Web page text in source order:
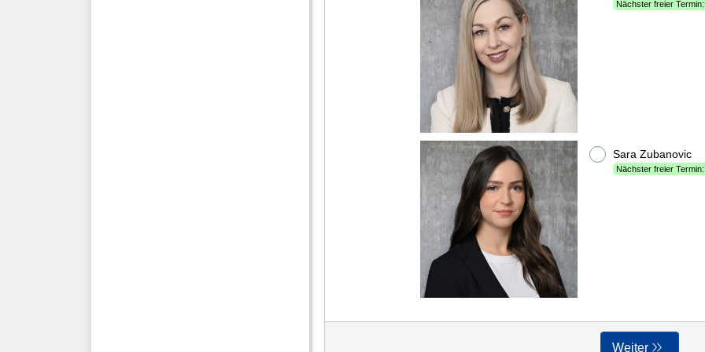
Nächster freier
Sara Zubanovic
Nächster freier
Weiter